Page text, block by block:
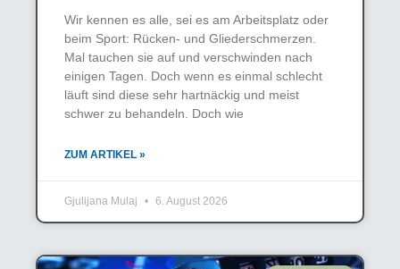
Wir kennen es alle, sei es am Arbeitsplatz oder
beim Sport: Rücken- und Gliederschmerzen.
Mal tauchen sie auf und verschwinden nach
einigen Tagen. Doch wenn es einmal schlecht
läuft sind diese sehr hartnäckig und meist
schwer zu behandeln. Doch wie
ZUM ARTIKEL »
Gjulijana Mulaj 6. August 2026